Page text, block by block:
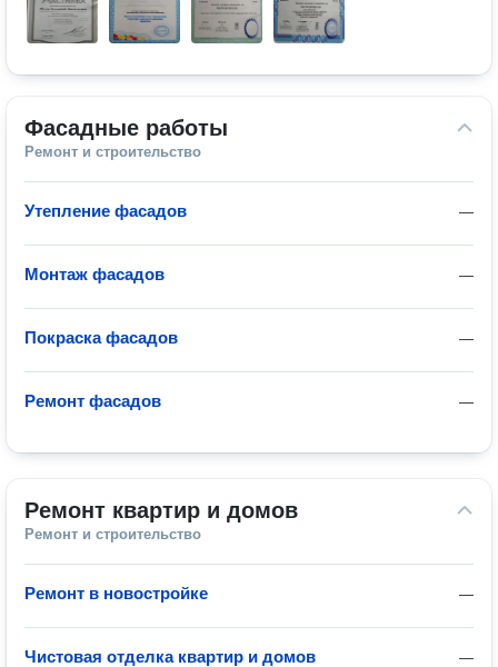
Фасадные работы
Ремонт и строительство
—
Утепление фасадов
—
Монтаж фасадов
—
Покраска фасадов
—
Ремонт фасадов
Ремонт квартир и домов
Ремонт и строительство
—
Ремонт в новостройке
—
Чистовая отделка квартир и домов